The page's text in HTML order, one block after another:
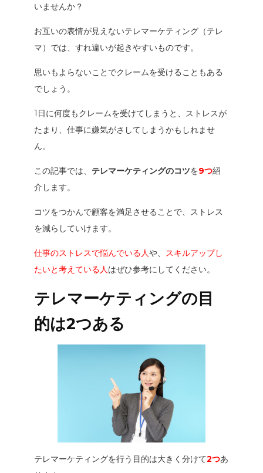
いませんか？
お互いの表情が見えないテレマーケティング（テレ
マ）では、すれ違いが起きやすいものです。
思いもよらないことでクレームを受けることもある
でしょう。
1日に何度もクレームを受けてしまうと、ストレスが
たまり、仕事に嫌気がさしてしまうかもしれませ
ん。
この記事では、 テレマーケティングのコツを9つ紹
介します。
コツをつかんで顧客を満足させることで、ストレス
を減らしていけます。
仕事のストレスで悩んでいる人や、 スキルアップし
たいと考えている人はぜひ参考にしてください。
テレマーケティングの目
的は2つある
テレマーケティングを行う目的は大きく分けて2つあ